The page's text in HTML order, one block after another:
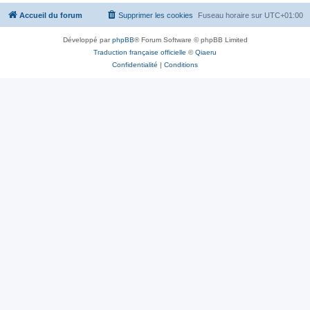
Accueil du forum Fuseau horaire sur UTC+01:00
Supprimer les cookies
Développé parphpBB® Forum Software © phpBB Limited
Traduction française officielle ©Qiaeru
Confidentialité | Conditions